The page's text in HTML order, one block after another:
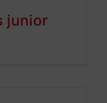
junior